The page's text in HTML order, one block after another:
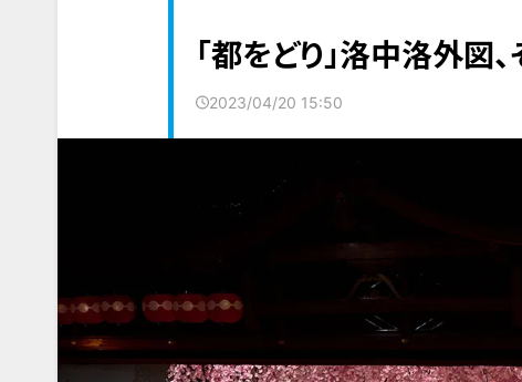
「都をどり」洛中洛外図
2023/04/20 15:50